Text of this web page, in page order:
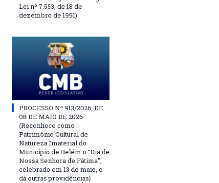
Lei nº 7.553, de 18 de
dezembro de 1991)
PROCESSO Nº 913/2026, DE
08 DE MAIO DE 2026
(Reconhece como
Patrimônio Cultural de
Natureza Imaterial do
Município de Belém o “Dia de
Nossa Senhora de Fátima”,
celebrado em 13 de maio, e
dá outras providências)